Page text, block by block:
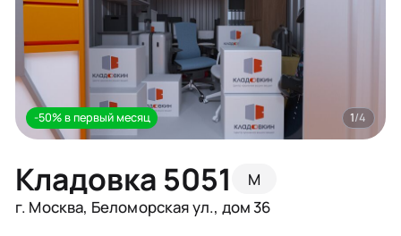
Кладовка 5051
M
г. Москва, Беломорская ул., дом 36
-50% в первый месяц 1/4